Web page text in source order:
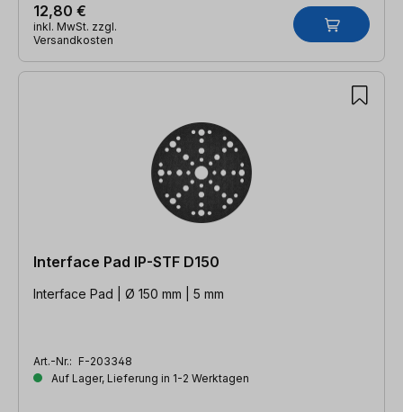
12,80 €
inkl. MwSt. zzgl.
Versandkosten
Interface Pad IP-STF D150
Interface Pad | Ø 150 mm | 5 mm
Art.-Nr.: F-203348
Auf Lager, Lieferung in 1-2 Werktagen